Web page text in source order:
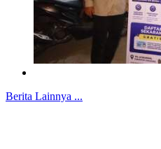
Berita Lainnya ...